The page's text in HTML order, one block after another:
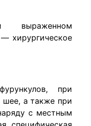
выраженном
хирургическое
при
шее, а также при
с местным